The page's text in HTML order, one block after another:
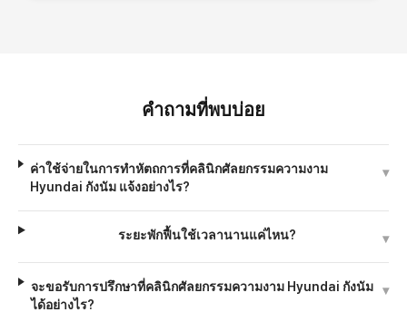
คำถามที่พบบ่อย
ค่าใช้จ่ายในการทำหัตถการที่คลินิกศัลยกรรมความงาม
Hyundai กังนัม แจ้งอย่างไร?
▾
ระยะพักฟื้นใช้เวลานานแค่ไหน? ▾
จะขอรับการปรึกษาที่คลินิกศัลยกรรมความงาม Hyundai กังนัม
ได้อย่างไร?
▾